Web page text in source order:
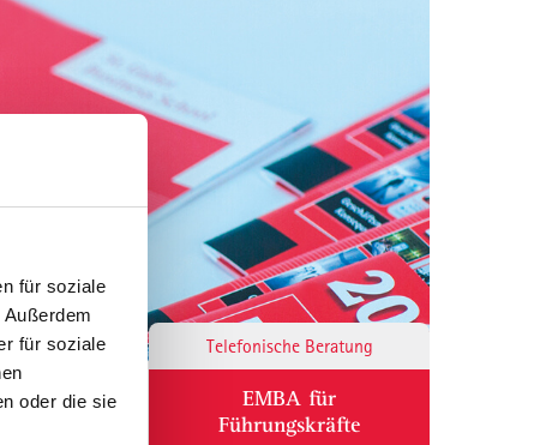
für soziale
für soziale
oder die sie
Telefonische Beratung
EMBA für
Führungskräfte